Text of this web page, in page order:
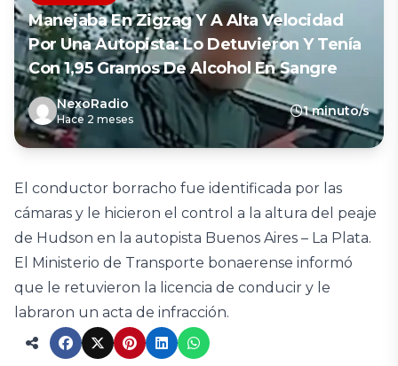
Manejaba En Zigzag Y A Alta Velocidad
Por Una Autopista: Lo Detuvieron Y Tenía
Con 1,95 Gramos De Alcohol En Sangre
NexoRadio
Hace 2 meses
1 minuto/s
El conductor borracho fue identificada por las
cámaras y le hicieron el control a la altura del peaje
de Hudson en la autopista Buenos Aires – La Plata.
El Ministerio de Transporte bonaerense informó
que le retuvieron la licencia de conducir y le
labraron un acta de infracción.